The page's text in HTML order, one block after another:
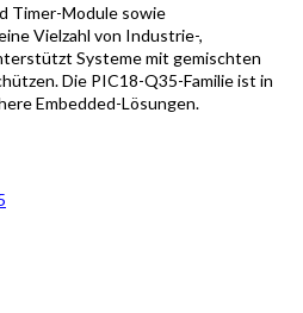
Timer-Module sowie
Vielzahl von Industrie-,
Systeme mit gemischten
Die PIC18-Q35-Familie ist in
Embedded-Lösungen.